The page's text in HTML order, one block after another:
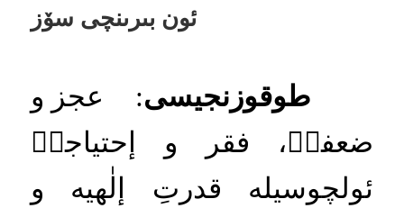
ئون بىرىنچى سۆز
طوقوزنجيسى: عجز و
ضعفكۡ،
فقر و
إحتياجكۡ
ئولچوسيله
قدرتِ إلٰهيه
و